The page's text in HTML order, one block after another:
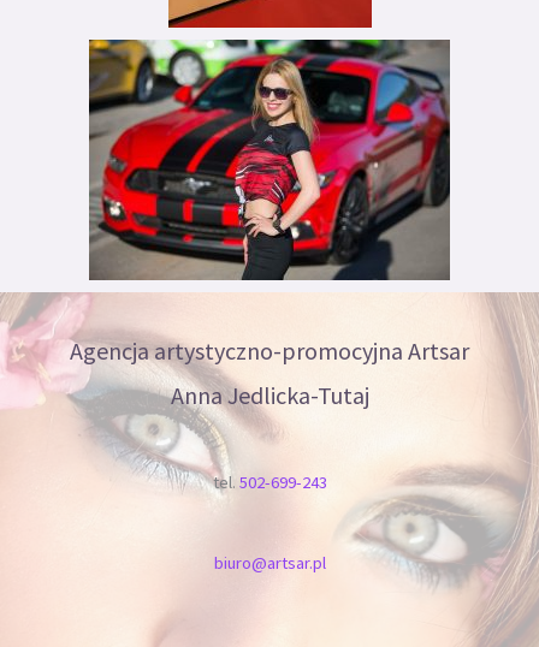
Agencja artystyczno-promocyjna Artsar
Anna Jedlicka-Tutaj
tel. 502-699-243
biuro@artsar.pl